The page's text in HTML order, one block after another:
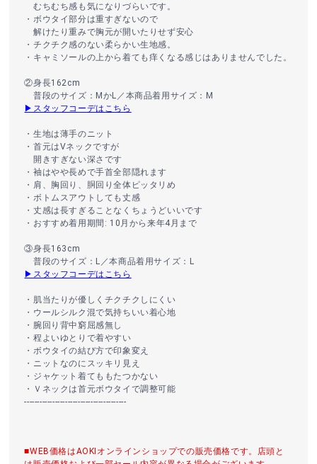
むちむち感も気になりづらいです。
・ボウタイ部分は重すぎないので
解けたり重みで胸元が開いたりせず安心
・チクチク感のない柔らかい生地感。
・キャミソールの上から着ても痒くなる感じはありませんでした。
②身長162cm
普段のサイズ：MかL／本商品着用サイズ：M
▶スタッフコーデはこちら
・生地は薄手のニット
・首元はVネックですが
開きすぎない深さです
・袖はやや長めで手首全部隠れます
・肩、胸回り、胴回り全体ピッタリめ
・ボトムスアウトしても丈感
・丈感は長すぎることなくちょうどいいです
・おすすめ着用期間: 10月から来年4月まで
③身長163cm
普段のサイズ：L／本商品着用サイズ：L
▶スタッフコーデはこちら
・肌当たりが優しくチクチクしにくい
・ウールシルク混で気持ちいい着心地
・腕回り背中窮屈感無し
・程よいゆとりで着やすい
・ボウタイの結び方で印象変え
・ニットなのにスッキリ見え
・ジャケット着てももたつかない
・Ｖネックは首元ボウタイで調整可能
----------------------------------------
■WEB価格はAOKIオンラインショップでの販売価格です。店頭と